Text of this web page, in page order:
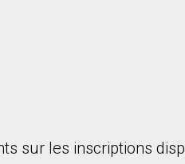
sur les inscriptions